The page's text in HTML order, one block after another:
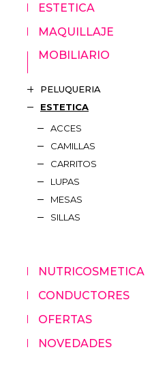
ESTETICA
MAQUILLAJE
MOBILIARIO
PELUQUERIA
ESTETICA
ACCES
CAMILLAS
CARRITOS
LUPAS
MESAS
SILLAS
NUTRICOSMETICA
CONDUCTORES
OFERTAS
NOVEDADES